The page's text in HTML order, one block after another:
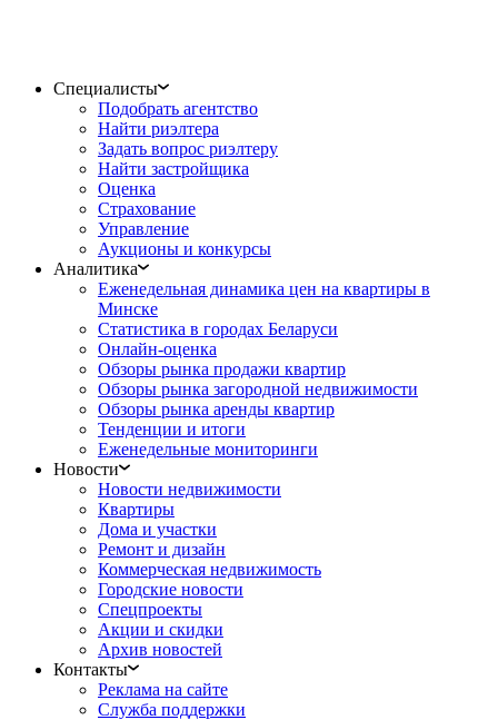
Специалисты
Подобрать агентство
Найти риэлтера
Задать вопрос риэлтеру
Найти застройщика
Оценка
Страхование
Управление
Аукционы и конкурсы
Аналитика
Еженедельная динамика цен на квартиры в
Минске
Статистика в городах Беларуси
Онлайн-оценка
Обзоры рынка продажи квартир
Обзоры рынка загородной недвижимости
Обзоры рынка аренды квартир
Тенденции и итоги
Еженедельные мониторинги
Новости
Новости недвижимости
Квартиры
Дома и участки
Ремонт и дизайн
Коммерческая недвижимость
Городские новости
Спецпроекты
Акции и скидки
Архив новостей
Контакты
Реклама на сайте
Служба поддержки